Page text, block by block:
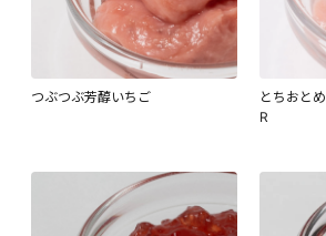
つぶつぶ芳醇いちご
とちおと
R